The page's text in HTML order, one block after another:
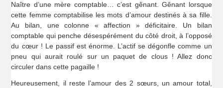
Naître d’une mère comptable… c’est gênant. Gênant lorsque
cette femme comptabilise les mots d’amour destinés à sa fille.
Au bilan, une colonne « affection » déficitaire. Un bilan
comptable qui penche désespérément du côté droit, à l’opposé
du cœur ! Le passif est énorme. L’actif se dégonfle comme un
pneu qui aurait roulé sur un paquet de clous ! Allez donc
circuler dans cette pagaille !
Heureusement, il reste l’amour des 2 sœurs, un amour total,